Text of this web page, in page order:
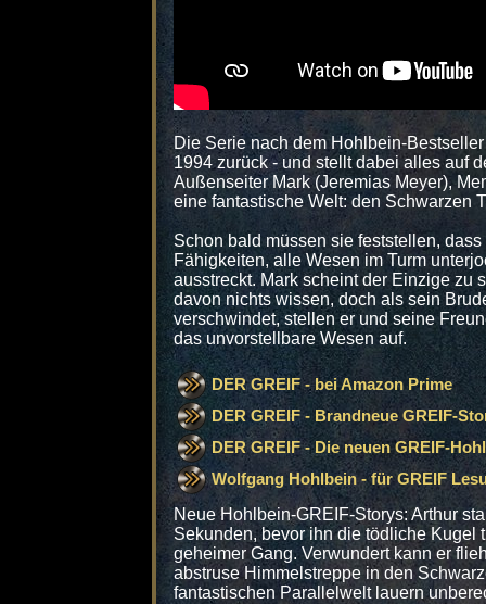
Die Serie nach dem Hohlbein-
1994 zurück - und stellt dabei alles auf
Außenseiter Mark (Jeremias Meyer),
eine fantastische Welt: den Schwarzen
Schon bald müssen sie feststellen,
Fähigkeiten, alle Wesen im Turm
ausstreckt. Mark scheint der Einzige zu
davon nichts wissen, doch als sein
verschwindet, stellen er und seine
das unvorstellbare Wesen auf.
DER GREIF - bei Amazon Prime
DER GREIF - Brandneue GREIF-
DER GREIF - Die neuen GREIF-
Wolfgang Hohlbein - für GREIF
Neue Hohlbein-GREIF-Storys: Arthur
Sekunden, bevor ihn die tödliche Kugel
geheimer Gang. Verwundert kann er
abstruse Himmelstreppe in den
fantastischen Parallelwelt lauern